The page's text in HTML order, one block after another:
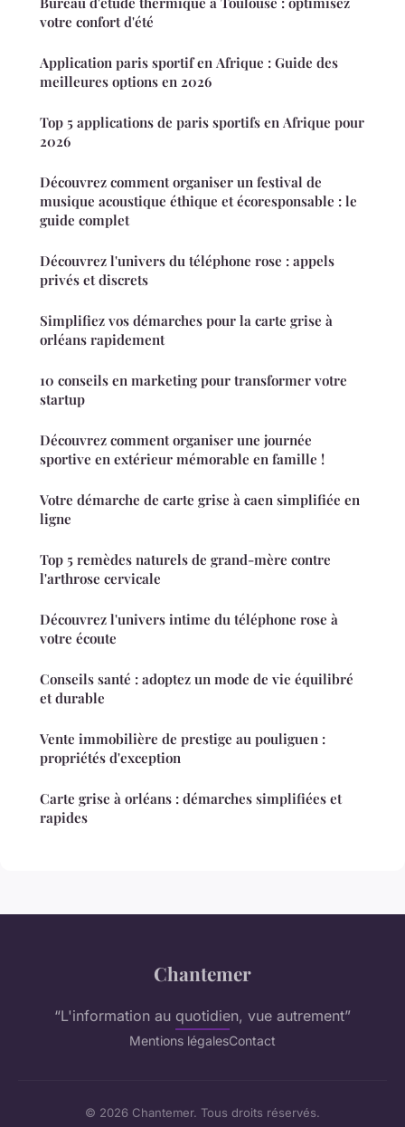
votre confort d'été
Application paris sportif en Afrique : Guide des
meilleures options en 2026
Top 5 applications de paris sportifs en Afrique pour
2026
Découvrez comment organiser un festival de
musique acoustique éthique et écoresponsable : le
guide complet
Découvrez l'univers du téléphone rose : appels
privés et discrets
Simplifiez vos démarches pour la carte grise à
orléans rapidement
10 conseils en marketing pour transformer votre
startup
Découvrez comment organiser une journée
sportive en extérieur mémorable en famille !
Votre démarche de carte grise à caen simplifiée en
ligne
Top 5 remèdes naturels de grand-mère contre
l'arthrose cervicale
Découvrez l'univers intime du téléphone rose à
votre écoute
Conseils santé : adoptez un mode de vie équilibré
et durable
Vente immobilière de prestige au pouliguen :
propriétés d'exception
Carte grise à orléans : démarches simplifiées et
rapides
Chantemer
“L'information au quotidien, vue autrement”
Mentions légalesContact
© 2026 Chantemer. Tous droits réservés.